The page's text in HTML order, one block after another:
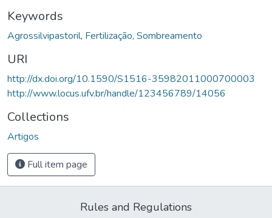
Keywords
Agrossilvipastoril, Fertilização, Sombreamento
URI
http://dx.doi.org/10.1590/S1516-35982011000700003
http://www.locus.ufv.br/handle/123456789/14056
Collections
Artigos
Full item page
Rules and Regulations